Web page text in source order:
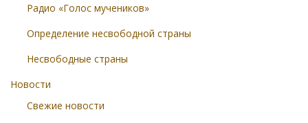
Радио «Голос мучеников»
Определение несвободной страны
Несвободные страны
Новости
Свежие новости